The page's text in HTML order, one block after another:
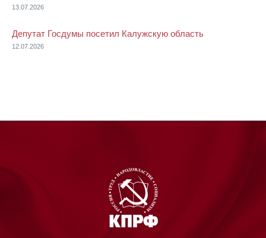
13.07.2026
Депутат Госдумы посетил Калужскую область
12.07.2026